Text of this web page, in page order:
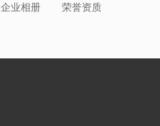
企业相册 荣誉资质